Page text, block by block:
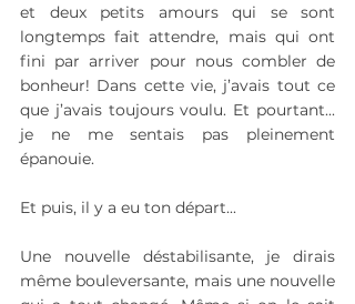
et deux petits amours qui se sont
longtemps fait attendre, mais qui ont
fini par arriver pour nous combler de
bonheur! Dans cette vie, j’avais tout ce
que j’avais toujours voulu. Et pourtant...
je ne me sentais pas pleinement
épanouie.
Et puis, il y a eu ton départ...
Une nouvelle déstabilisante, je dirais
même bouleversante, mais une nouvelle